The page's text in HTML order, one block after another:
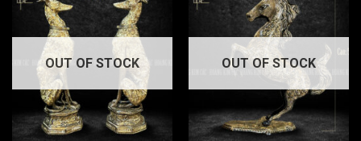
OUT OF STOCK OUT OF STOCK